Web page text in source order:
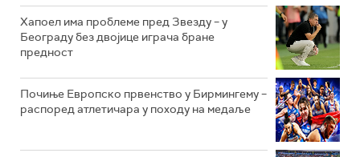
Хапоел има проблеме пред Звезду – у
Београду без двојице играча бране
предност
Почиње Европско првенство у Бирмингему –
распоред атлетичара у походу на медаље